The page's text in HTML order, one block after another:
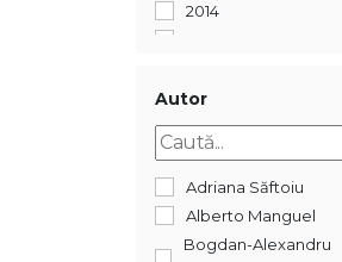
2014
Autor
Adriana Săftoiu
Alberto Manguel
Bogdan-Alexandru